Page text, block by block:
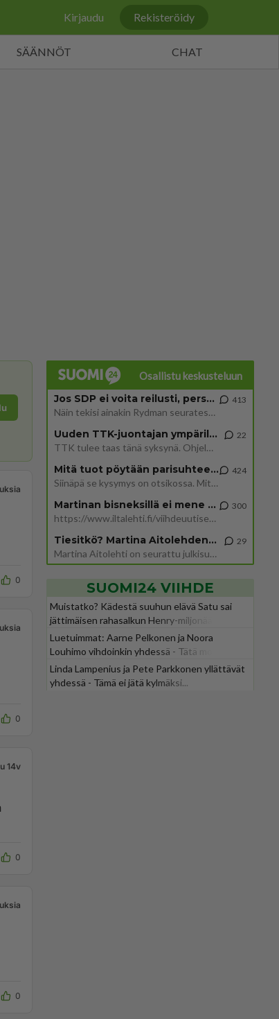
Kirjaudu Rekisteröidy
SÄÄNNÖT CHAT
0
0
14v
0
0
Osallistu keskusteluun
Jos SDP ei voita reilusti, persut kumoavat demokratian Suomesta
Näin tekisi ainakin Rydman seuratessaan idolinsa Trumpin mallia https://www.is.fi/politiikka/art-2000012187244.html
413
Uuden TTK-juontajan ympärillä epätietoisuus sakenee - Nyt MTV hämmentää soppaa
TTK tulee taas tänä syksynä. Ohjelman uudet tähtioppilaat julkistetaan torstaina 6. elokuuta klo 14 alkavassa lehdistö
22
Mitä tuot pöytään parisuhteessa?
Siinäpä se kysymys on otsikossa. Mitäpä siis tuot/toisit pöytään parisuhteessa? Oletko mies vai nainen? Koetko sen mitä
424
Martinan bisneksillä ei mene hyvin
https://www.iltalehti.fi/viihdeuutiset/a/c46da6ab-340f-4790-aaa7-0865eed2336 Yrityksen konkurssihakemus on tullut kärä
300
Tiesitkö? Martina Aitolehden isäpuoli on tämä suosittu laulaja
Martina Aitolehti on seurattu julkisuuden henkilö. Lähipiiriin mahtuu muitakin tunnettuja henkilöitä. Tiesitkö, että Ma
29
SUOMI24 VIIHDE
Muistatko? Kädestä suuhun elävä Satu sai
jättimäisen rahasalkun Henry-miljonääriltä
Luetuimmat: Aarne Pelkonen ja Noora
Louhimo vihdoinkin yhdessä - Tätä moni jo
odotti
Linda Lampenius ja Pete Parkkonen yllättävät
yhdessä - Tämä ei jätä kylmäksi...